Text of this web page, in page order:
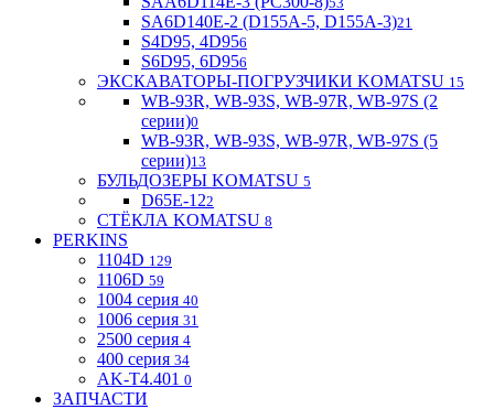
SA6D140E-2 (D155A-5, D155A-3)21
S4D95, 4D956
S6D95, 6D956
ЭКСКАВАТОРЫ-ПОГРУЗЧИКИ KOMATSU 15
WB-93R, WB-93S, WB-97R, WB-97S (2
серии)0
WB-93R, WB-93S, WB-97R, WB-97S (5
серии)13
БУЛЬДОЗЕРЫ KOMATSU 5
D65E-122
СТЁКЛА KOMATSU 8
PERKINS
1104D 129
1106D 59
1004 серия 40
1006 серия 31
2500 серия 4
400 серия 34
AK-T4.401 0
ЗАПЧАСТИ